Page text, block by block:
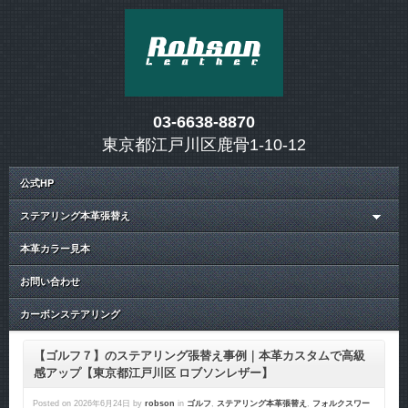
03-6638-8870
東京都江戸川区鹿骨1-10-12
公式HP
ステアリング本革張替え
本革カラー見本
お問い合わせ
カーボンステアリング
【ゴルフ７】のステアリング張替え事例｜本革カスタムで高級
感アップ【東京都江戸川区 ロブソンレザー】
Posted on 2026年6月24日 by robson in ゴルフ , ステアリング本革張替え , フォルクスワー